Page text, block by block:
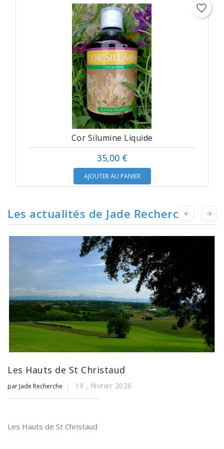
Cor Silumine Liquide
35,00 €
AJOUTER AU PANIER
favorite_border
Les actualités de Jade Recherche
Les Hauts de St Christaud
par Jade Recherche 19 , février 2026
Les Hauts de St Christaud
 